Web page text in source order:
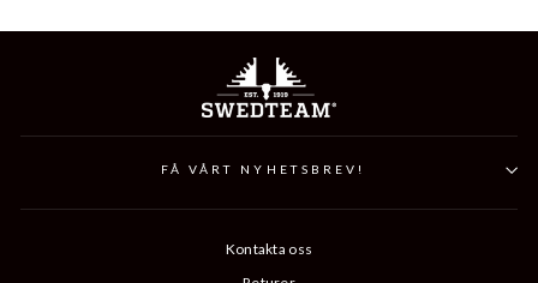
FÅ VÅRT NYHETSBREV!
Kontakta oss